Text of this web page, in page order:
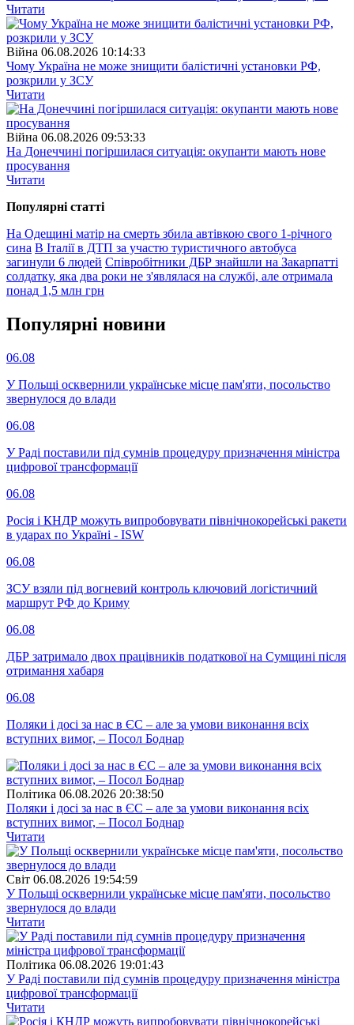
Читати
Війна 06.08.2026 10:14:33
Чому Україна не може знищити балістичні установки РФ,
розкрили у ЗСУ
Читати
Війна 06.08.2026 09:53:33
На Донеччині погіршилася ситуація: окупанти мають нове
просування
Читати
Популярнi статтi
На Одещині матір на смерть збила автівкою свого 1-річного
сина В Італії в ДТП за участю туристичного автобуса
загинули 6 людей Співробітники ДБР знайшли на Закарпатті
солдатку, яка два роки не з'являлася на службі, але отримала
понад 1,5 млн грн
Популярнi новини
06.08
У Польщі осквернили українське місце пам'яти, посольство
звернулося до влади
06.08
У Раді поставили під сумнів процедуру призначення міністра
цифрової трансформації
06.08
Росія і КНДР можуть випробовувати північнокорейські ракети
в ударах по Україні - ISW
06.08
ЗСУ взяли під вогневий контроль ключовий логістичний
маршрут РФ до Криму
06.08
ДБР затримало двох працівників податкової на Сумщині після
отримання хабаря
06.08
Поляки і досі за нас в ЄС – але за умови виконання всіх
вступних вимог, – Посол Боднар
Полiтика 06.08.2026 20:38:50
Поляки і досі за нас в ЄС – але за умови виконання всіх
вступних вимог, – Посол Боднар
Читати
Свiт 06.08.2026 19:54:59
У Польщі осквернили українське місце пам'яти, посольство
звернулося до влади
Читати
Полiтика 06.08.2026 19:01:43
У Раді поставили під сумнів процедуру призначення міністра
цифрової трансформації
Читати